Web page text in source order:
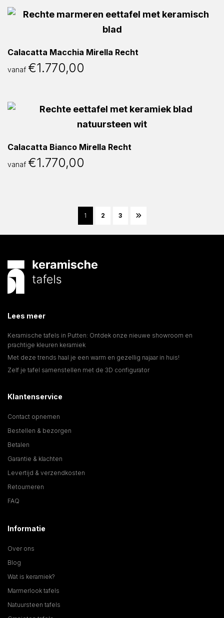
Calacatta Macchia Mirella Recht
vanaf €1.770,00
Calacatta Bianco Mirella Recht
vanaf €1.770,00
1 2 3
Lees meer
Keramische tafels in Putten: Ontdek onze nieuwe showroom en
prachtige kleuren keramiek
Met deze trends haal je een warm en gezellig najaar in huis!
Zelf je tafel samenstellen met de 3D configurator
Klantenservice
Contact opnemen
Bestellen & bezorgen
Betalen
Garantie & klachten
Levertijd & verzendkosten
Retourneren
FAQ
Informatie
Over ons
Blog
Wat is keramiek?
Marmerlook tafels
Natuursteen tafels